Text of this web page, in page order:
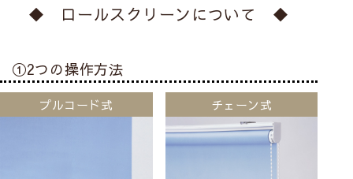
◆ ロールスクリーンについて ◆
①2つの操作方法
プルコード式 チェーン式